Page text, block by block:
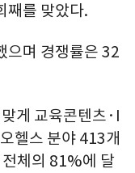
째를 맞았다.
으며 경쟁률은 32
게 교육콘텐츠·I
헬스 분야 413개
체의 81%에 달